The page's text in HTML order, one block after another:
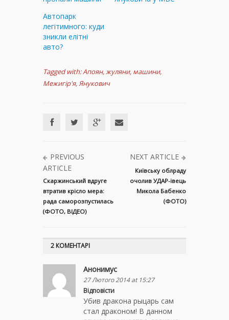
Автопарк
легітимного: куди
зникли елітні
авто?
Tagged with:Апоян,жуляни, машини,
Межигір'я,Янукович
PREVIOUS
ARTICLE
Скаржинський вдруге
втратив крісло мера:
рада саморозпустилась
(ФОТО, ВІДЕО)
NEXT ARTICLE
Київську облраду
очолив УДАР-івець
Микола Бабенко
(ФОТО)
2 КОМЕНТАРІ
Анонимус
27 Лютого 2014 at 15:27
Відповісти
Убив дракона рыцарь сам
стал драконом! В данном